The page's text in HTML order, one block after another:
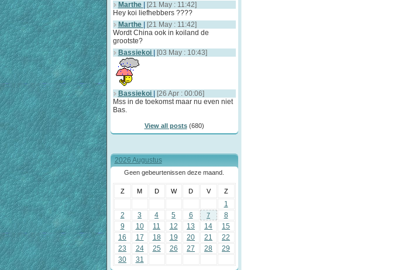
Marthe
[21 May : 11:42]
Hey koi liefhebbers ????
Marthe
[21 May : 11:42]
Wordt China ook in koiland de
grootste?
Bassiekoi
[03 May : 10:43]
Bassiekoi
[26 Apr : 00:06]
Mss in de toekomst maar nu even niet
Bas.
View all posts(680)
2026 Augustus
Geen gebeurtenissen deze maand.
Z M D W D V Z
1
2
3 4 5 6 7
8
9
10 11 12 13 14
15
16
17 18 19 20 21
22
23
24 25 26 27 28
29
30
31